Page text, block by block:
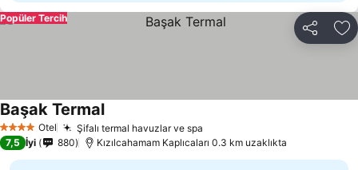
Paylaş
Popüler Tercih
4 Yıldız Otel Şifalı termal havuzlar ve spa
Başak Termal
7,5 İyi 880 Kızılcahamam Kaplıcaları 0.3 km uzaklıkta